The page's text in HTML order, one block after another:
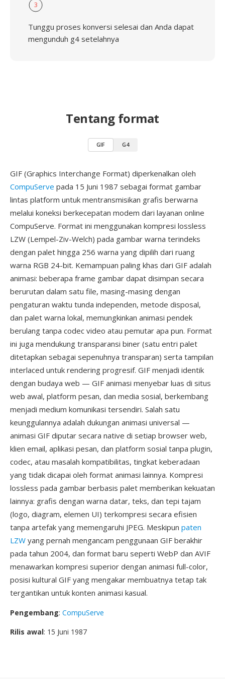
3
Tunggu proses konversi selesai dan Anda dapat
mengunduh g4 setelahnya
Tentang format
GIF G4
GIF (Graphics Interchange Format) diperkenalkan oleh
CompuServe pada 15 Juni 1987 sebagai format gambar
lintas platform untuk mentransmisikan grafis berwarna
melalui koneksi berkecepatan modem dari layanan online
CompuServe. Format ini menggunakan kompresi lossless
LZW (Lempel-Ziv-Welch) pada gambar warna terindeks
dengan palet hingga 256 warna yang dipilih dari ruang
warna RGB 24-bit. Kemampuan paling khas dari GIF adalah
animasi: beberapa frame gambar dapat disimpan secara
berurutan dalam satu file, masing-masing dengan
pengaturan waktu tunda independen, metode disposal,
dan palet warna lokal, memungkinkan animasi pendek
berulang tanpa codec video atau pemutar apa pun. Format
ini juga mendukung transparansi biner (satu entri palet
ditetapkan sebagai sepenuhnya transparan) serta tampilan
interlaced untuk rendering progresif. GIF menjadi identik
dengan budaya web — GIF animasi menyebar luas di situs
web awal, platform pesan, dan media sosial, berkembang
menjadi medium komunikasi tersendiri. Salah satu
keunggulannya adalah dukungan animasi universal —
animasi GIF diputar secara native di setiap browser web,
klien email, aplikasi pesan, dan platform sosial tanpa plugin,
codec, atau masalah kompatibilitas, tingkat keberadaan
yang tidak dicapai oleh format animasi lainnya. Kompresi
lossless pada gambar berbasis palet memberikan kekuatan
lainnya: grafis dengan warna datar, teks, dan tepi tajam
(logo, diagram, elemen UI) terkompresi secara efisien
tanpa artefak yang memengaruhi JPEG. Meskipun paten
LZW yang pernah mengancam penggunaan GIF berakhir
pada tahun 2004, dan format baru seperti WebP dan AVIF
menawarkan kompresi superior dengan animasi full-color,
posisi kultural GIF yang mengakar membuatnya tetap tak
tergantikan untuk konten animasi kasual.
Pengembang: CompuServe
Rilis awal: 15 Juni 1987